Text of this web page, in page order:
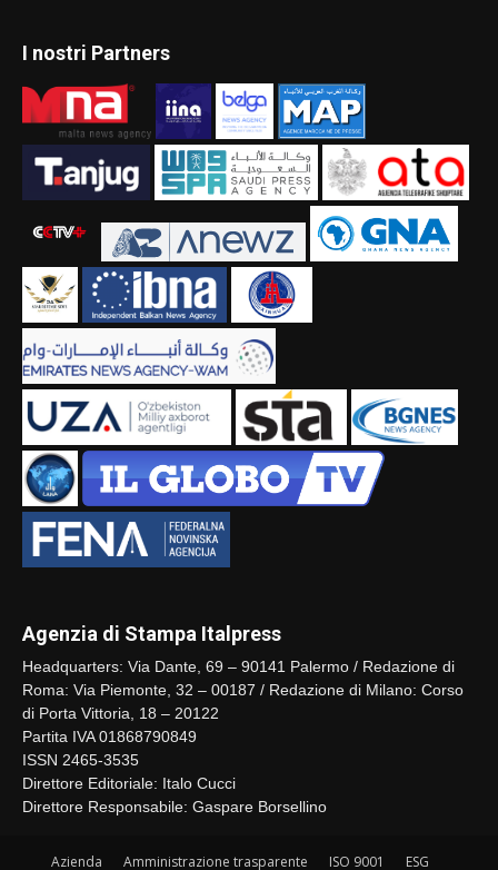
I nostri Partners
Agenzia di Stampa Italpress
Headquarters: Via Dante, 69 – 90141 Palermo / Redazione di
Roma: Via Piemonte, 32 – 00187 / Redazione di Milano: Corso
di Porta Vittoria, 18 – 20122
Partita IVA 01868790849
ISSN 2465-3535
Direttore Editoriale: Italo Cucci
Direttore Responsabile: Gaspare Borsellino
Azienda Amministrazione trasparente ISO 9001 ESG